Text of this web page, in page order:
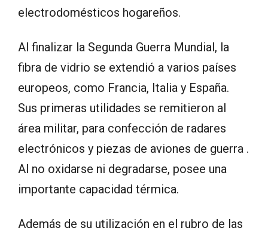
electrodomésticos hogareños.
Al finalizar la Segunda Guerra Mundial, la
fibra de vidrio se extendió a varios países
europeos, como Francia, Italia y España.
Sus primeras utilidades se remitieron al
área militar, para confección de radares
electrónicos y piezas de aviones de guerra .
Al no oxidarse ni degradarse, posee una
importante capacidad térmica.
Además de su utilización en el rubro de las